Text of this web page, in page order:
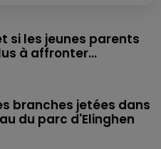
si les jeunes parents
à affronter...
branches jetées dans
du parc d'Elinghen